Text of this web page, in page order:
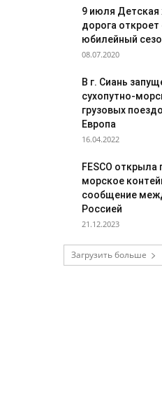
9 июля Детская
дорога откроет
юбилейный
08.07.2020
В г. Сиань
сухопутно-
грузовых
Европа
16.04.2022
FESCO открыла
морское
сообщение
Россией
21.12.2023
Загрузить больше